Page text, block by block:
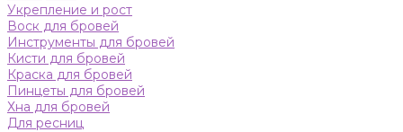
Укрепление и рост
Воск для бровей
Инструменты для бровей
Кисти для бровей
Краска для бровей
Пинцеты для бровей
Хна для бровей
Для ресниц